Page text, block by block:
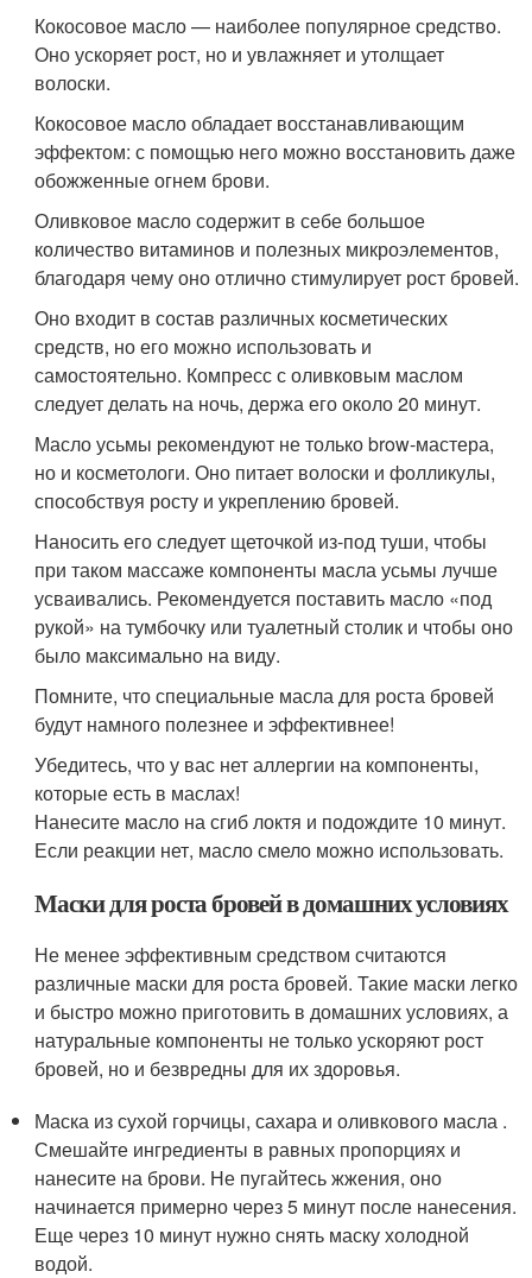
Кокосовое масло — наиболее популярное средство.
Оно ускоряет рост, но и увлажняет и утолщает
волоски.
Кокосовое масло обладает восстанавливающим
эффектом: с помощью него можно восстановить даже
обожженные огнем брови.
Оливковое масло содержит в себе большое
количество витаминов и полезных микроэлементов,
благодаря чему оно отлично стимулирует рост бровей.
Оно входит в состав различных косметических
средств, но его можно использовать и
самостоятельно. Компресс с оливковым маслом
следует делать на ночь, держа его около 20 минут.
Масло усьмы рекомендуют не только brow-мастера,
но и косметологи. Оно питает волоски и фолликулы,
способствуя росту и укреплению бровей.
Наносить его следует щеточкой из-под туши, чтобы
при таком массаже компоненты масла усьмы лучше
усваивались. Рекомендуется поставить масло «под
рукой» на тумбочку или туалетный столик и чтобы оно
было максимально на виду.
Помните, что специальные масла для роста бровей
будут намного полезнее и эффективнее!
Убедитесь, что у вас нет аллергии на компоненты,
которые есть в маслах!
Нанесите масло на сгиб локтя и подождите 10 минут.
Если реакции нет, масло смело можно использовать.
Маски для роста бровей в домашних условиях
Не менее эффективным средством считаются
различные маски для роста бровей. Такие маски легко
и быстро можно приготовить в домашних условиях, а
натуральные компоненты не только ускоряют рост
бровей, но и безвредны для их здоровья.
Маска из сухой горчицы, сахара и оливкового масла .
Смешайте ингредиенты в равных пропорциях и
нанесите на брови. Не пугайтесь жжения, оно
начинается примерно через 5 минут после нанесения.
Еще через 10 минут нужно снять маску холодной
водой.